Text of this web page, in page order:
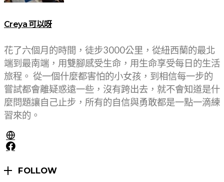
Creya 可以呀
花了六個月的時間，徒步3000公里，從紐西蘭的最北
端到最南端，用雙腳感受生命，用生命享受每日的生活
旅程。 從一個什麼都害怕的小女孩，到相信每一步的
嘗試都會離疑惑遠一些，沒有跨出去，就不會知道是什
麼問題讓自己止步，所有的自信與勇敢都是一點一滴練
習來的。
FOLLOW